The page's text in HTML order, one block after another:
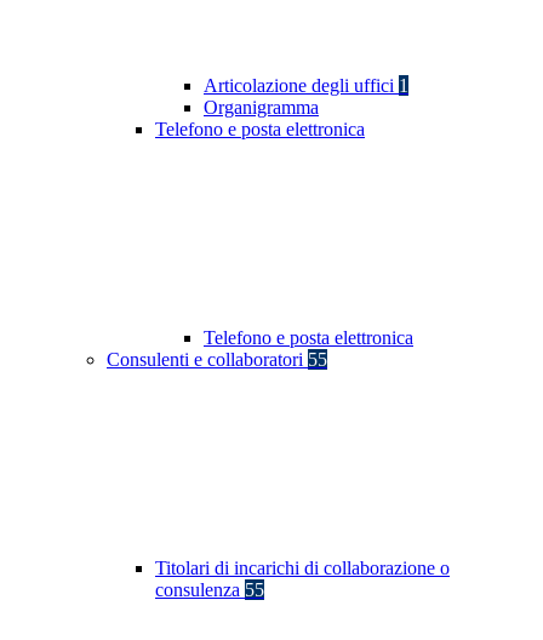
Articolazione degli uffici 1
Organigramma
Telefono e posta elettronica
Telefono e posta elettronica
Consulenti e collaboratori 55
Titolari di incarichi di collaborazione o
consulenza 55